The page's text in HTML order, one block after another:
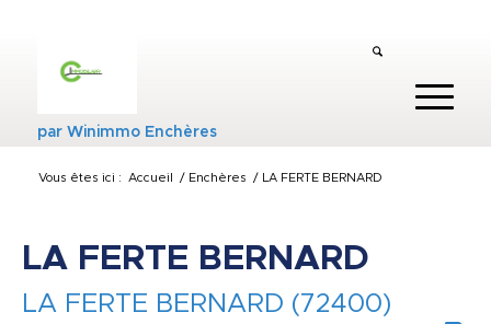
parWinimmo Enchères
Vous êtes ici : Accueil / Enchères / LA FERTE BERNARD
LA FERTE BERNARD
LA FERTE BERNARD (72400)